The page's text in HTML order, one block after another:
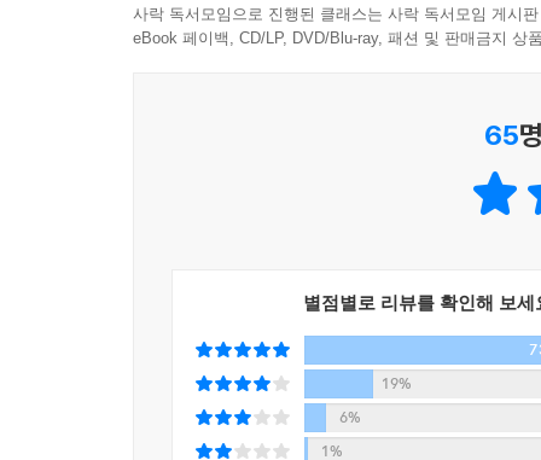
이토록 아름답고 슬프게 사라져버린
그냥 보통의 하루, 매일 산책하는 천변의 어느
고요한 눈 덩어리로 부감되는 그녀의 몸. 그 몸
그녀는 7살 연하의 가난한 남자와 연애를 하고
회사에서 사직을 권유받은 후 그녀는 사물처럼
자신이 더 이상 자신의 몸에 속해 있지 않다고,
대해 놀라거나 슬퍼하지 않았다. 조금씩 흐릿해
받아들일 뿐이었다. 아니 받아들일 수밖에 없었
사락 독서모임으로 진행된 클래스는 사락 독서모임 게시
eBook 페이백, CD/LP, DVD/Blu-ray, 패션 및 판매금지 상
65
별점별로 리뷰를 확인해 보세
19%
6%
1%